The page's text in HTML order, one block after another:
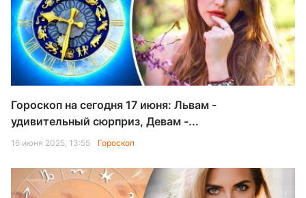
Гороскоп на сегодня 17 июня: Львам -
удивительный сюрприз, Девам -...
16 июня 2025, 13:55 Гороскоп